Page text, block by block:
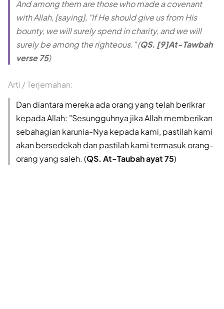
And among them are those who made a covenant
with Allah, [saying], "If He should give us from His
bounty, we will surely spend in charity, and we will
surely be among the righteous." (QS. [9]At-Tawbah
verse 75)
Arti / Terjemahan:
Dan diantara mereka ada orang yang telah berikrar
kepada Allah: "Sesungguhnya jika Allah memberikan
sebahagian karunia-Nya kepada kami, pastilah kami
akan bersedekah dan pastilah kami termasuk orang-
orang yang saleh. (QS. At-Taubah ayat 75)